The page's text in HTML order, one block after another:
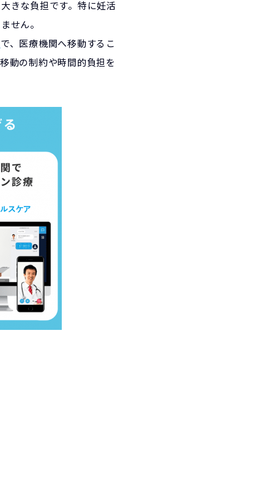
きな負担です。特に妊活
せん。
で、医療機関へ移動するこ
動の制約や時間的負担を